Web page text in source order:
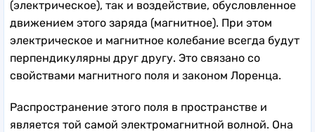
(электрическое), так и воздействие, обусловленное
движением этого заряда (магнитное). При этом
электрическое и магнитное колебание всегда будут
перпендикулярны друг другу. Это связано со
свойствами магнитного поля и законом Лоренца.
Распространение этого поля в пространстве и
является той самой электромагнитной волной. Она